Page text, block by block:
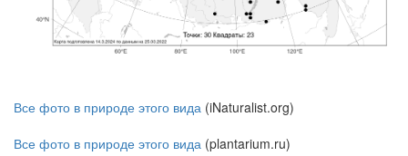
Все фото в природе этого вида (iNaturalist.org)
Все фото в природе этого вида (plantarium.ru)